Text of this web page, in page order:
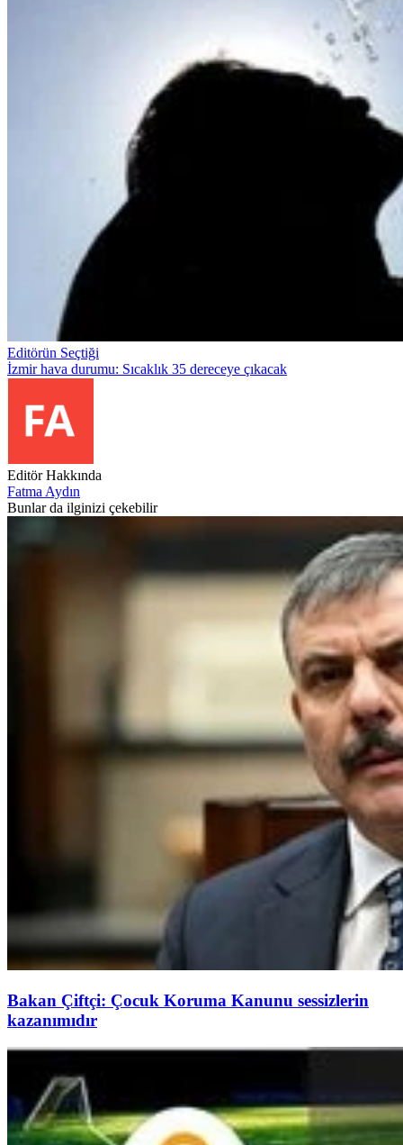
Editörün Seçtiği
İzmir hava durumu: Sıcaklık 35 dereceye çıkacak
Editör Hakkında
Fatma Aydın
Bunlar da ilginizi çekebilir
Bakan Çiftçi: Çocuk Koruma Kanunu sessizlerin
kazanımıdır